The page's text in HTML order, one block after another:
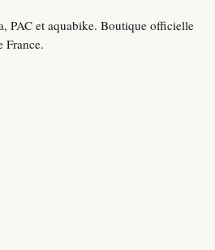
PAC et aquabike. Boutique officielle
France.